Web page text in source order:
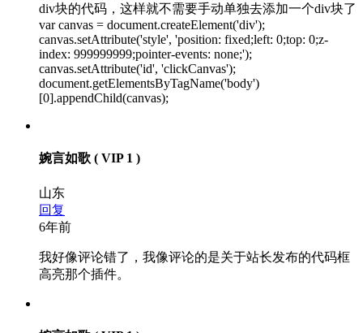
div块的代码，这样就不需要手动单独去添加一个div块了
var canvas = document.createElement('div');
canvas.setAttribute('style', 'position: fixed;left: 0;top: 0;z-
index: 999999999;pointer-events: none;');
canvas.setAttribute('id', 'clickCanvas');
document.getElementsByTagName('body')
[0].appendChild(canvas);
婉言如歌 ( VIP 1 )
山东
回复
6年前
我好像评论错了，我像评论的是关于站长发布的代码框
高亮那个插件。